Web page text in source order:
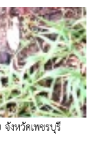
งหวัดเพชรบุรี